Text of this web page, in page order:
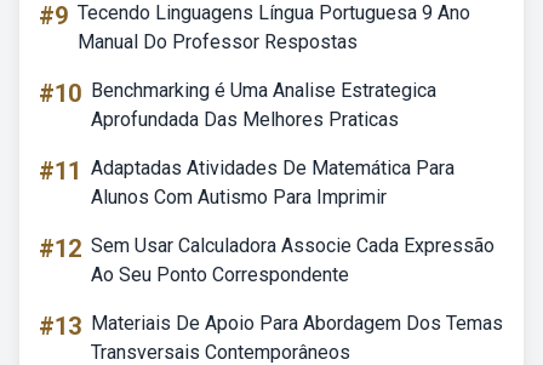
#9 Tecendo Linguagens Língua Portuguesa 9 Ano
Manual Do Professor Respostas
#10 Benchmarking é Uma Analise Estrategica
Aprofundada Das Melhores Praticas
#11 Adaptadas Atividades De Matemática Para
Alunos Com Autismo Para Imprimir
#12 Sem Usar Calculadora Associe Cada Expressão
Ao Seu Ponto Correspondente
#13 Materiais De Apoio Para Abordagem Dos Temas
Transversais Contemporâneos